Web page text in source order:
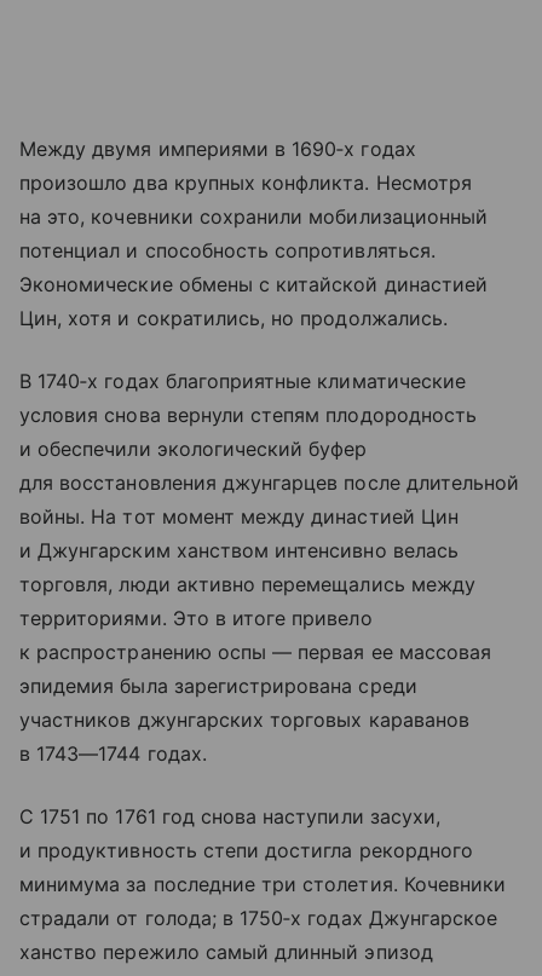
Между двумя империями в 1690‑х годах
произошло два крупных конфликта. Несмотря
на это, кочевники сохранили мобилизационный
потенциал и способность сопротивляться.
Экономические обмены с китайской династией
Цин, хотя и сократились, но продолжались.
В 1740‑х годах благоприятные климатические
условия снова вернули степям плодородность
и обеспечили экологический буфер
для восстановления джунгарцев после длительной
войны. На тот момент между династией Цин
и Джунгарским ханством интенсивно велась
торговля, люди активно перемещались между
территориями. Это в итоге привело
к распространению оспы — первая ее массовая
эпидемия была зарегистрирована среди
участников джунгарских торговых караванов
в 1743—1744 годах.
С 1751 по 1761 год снова наступили засухи,
и продуктивность степи достигла рекордного
минимума за последние три столетия. Кочевники
страдали от голода; в 1750‑х годах Джунгарское
ханство пережило самый длинный эпизод